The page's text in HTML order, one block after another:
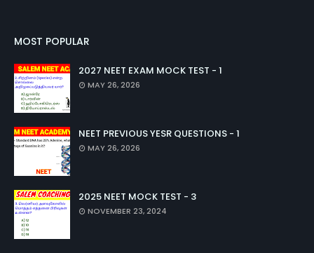
MOST POPULAR
2027 NEET EXAM MOCK TEST - 1
MAY 26, 2026
NEET PREVIOUS YESR QUESTIONS - 1
MAY 26, 2026
2025 NEET MOCK TEST - 3
NOVEMBER 23, 2024